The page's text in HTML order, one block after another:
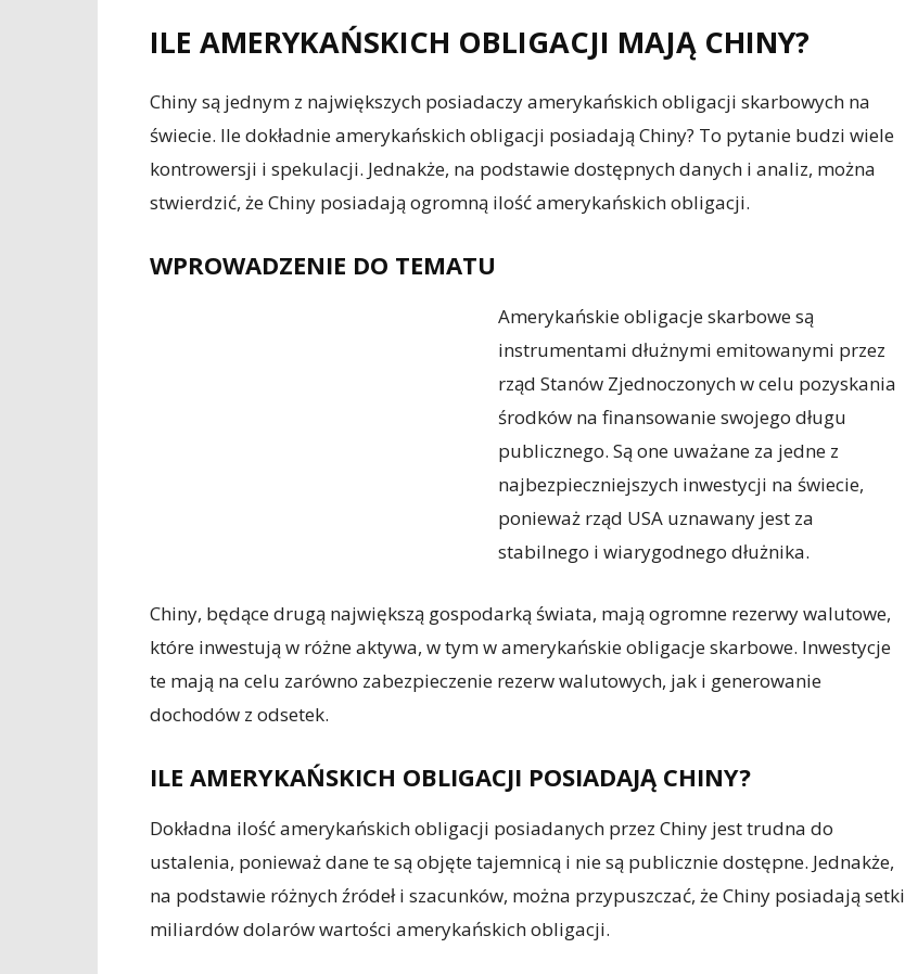
ILE AMERYKAŃSKICH OBLIGACJI MAJĄ CHINY?
Chiny są jednym z największych posiadaczy amerykańskich obligacji skarbowych na
świecie. Ile dokładnie amerykańskich obligacji posiadają Chiny? To pytanie budzi wiele
kontrowersji i spekulacji. Jednakże, na podstawie dostępnych danych i analiz, można
stwierdzić, że Chiny posiadają ogromną ilość amerykańskich obligacji.
WPROWADZENIE DO TEMATU
Amerykańskie obligacje skarbowe są
instrumentami dłużnymi emitowanymi przez
rząd Stanów Zjednoczonych w celu pozyskania
środków na finansowanie swojego długu
publicznego. Są one uważane za jedne z
najbezpieczniejszych inwestycji na świecie,
ponieważ rząd USA uznawany jest za
stabilnego i wiarygodnego dłużnika.
Chiny, będące drugą największą gospodarką świata, mają ogromne rezerwy walutowe,
które inwestują w różne aktywa, w tym w amerykańskie obligacje skarbowe. Inwestycje
te mają na celu zarówno zabezpieczenie rezerw walutowych, jak i generowanie
dochodów z odsetek.
ILE AMERYKAŃSKICH OBLIGACJI POSIADAJĄ CHINY?
Dokładna ilość amerykańskich obligacji posiadanych przez Chiny jest trudna do
ustalenia, ponieważ dane te są objęte tajemnicą i nie są publicznie dostępne. Jednakże,
na podstawie różnych źródeł i szacunków, można przypuszczać, że Chiny posiadają setki
miliardów dolarów wartości amerykańskich obligacji.